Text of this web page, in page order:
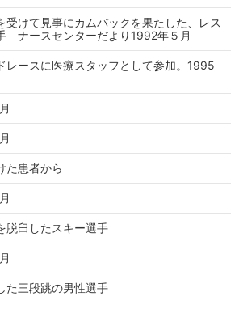
受けて見事にカムバックを果たした、レス
ナースセンターだより1992年５月
レースに医療スタッフとして参加。1995
た患者から
脱臼したスキー選手
た三段跳の男性選手